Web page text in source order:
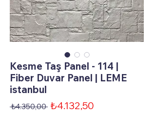
Kesme Taş Panel - 114 |
Fiber Duvar Panel | LEME
istanbul
₺4.350,00 Normal
₺4.132,50